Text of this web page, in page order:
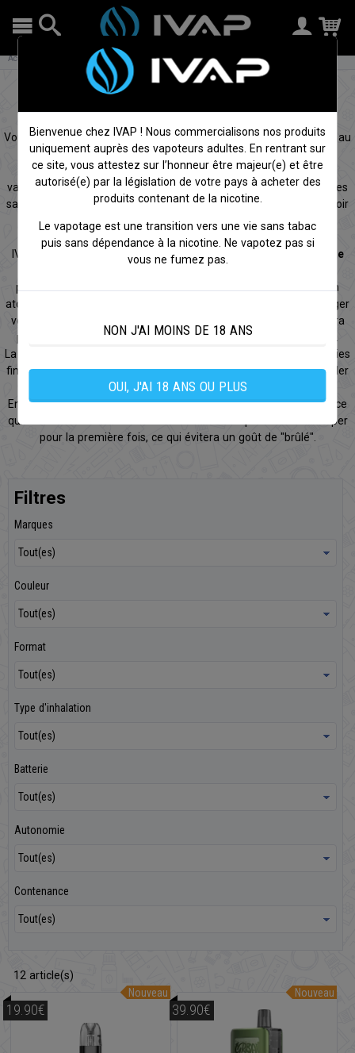
Accueil Cigarettes électroniques Tous nos packs Kit débutant - tirage serré
Kit cigarette électronique pour
débutant à tirage serré MTL
Vous avez envie d’arrêter de fumer ou de trouver une alternative au
tabac : c’est bien, avoir unecigarette électroniquepour vous
accompagner dans votre arrêt : c’est encore mieux ! Grâce au
vapotage, vous conservez le plaisir du geste, des sensations et des
saveurs en évitant les méfaits de la combustion. Vous allez pouvoir
utiliser un taux de nicotine suffisant et adapté afin de ne pas
ressentir de manque.
IVAP a sélectionné pour vous
des kits de cigarette électronique
performants et efficaces. Ils sont composés d’une batterie, d’un
atomiseur, d’un réservoir et d’un câble usb permettant de recharger
votre batterie. Vapoter deviendra un vrai plaisir ! Il ne vous restera
plus qu’à trouver une saveur d’e-liquide qui plaira à vos papilles.
La cigarette électronique va vous permettre de faire des économies
financières en conservant le plaisir de l’inhalation sans incommoder
votre entourage avec de la fumée de tabac.
En tant que débutant : Pensez toujours à amorcer votre résistance
quand elle est neuve. Il suffit de l'imbiber d’e-liquide avant de vaper
pour la première fois, ce qui évitera un goût de "brûlé".
Filtres
Marques
Couleur
Format
Type d'inhalation
Batterie
Autonomie
Contenance
12 article(s)
Nouveau
19.90€
Nouveau
39.90€
Bienvenue chez IVAP ! Nous commercialisons nos produits
uniquement auprès des vapoteurs adultes. En rentrant sur
ce site, vous attestez sur l’honneur être majeur(e) et être
autorisé(e) par la législation de votre pays à acheter des
produits contenant de la nicotine.
Le vapotage est une transition vers une vie sans tabac
puis sans dépendance à la nicotine. Ne vapotez pas si
vous ne fumez pas.
NON J'AI MOINS DE 18 ANS
OUI, J'AI 18 ANS OU PLUS